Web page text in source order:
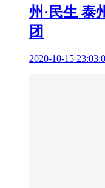
州·民生 泰
团
2020-10-15